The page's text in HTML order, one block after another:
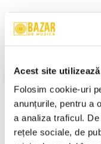
Acest site
Folosim cookie-uri
anunțurile, pentru a
a analiza traficul.
rețele sociale, de
Descriere
An Lansare:1999
Gen:Eurodance,
Informatii conformitate
Review-uri(0)